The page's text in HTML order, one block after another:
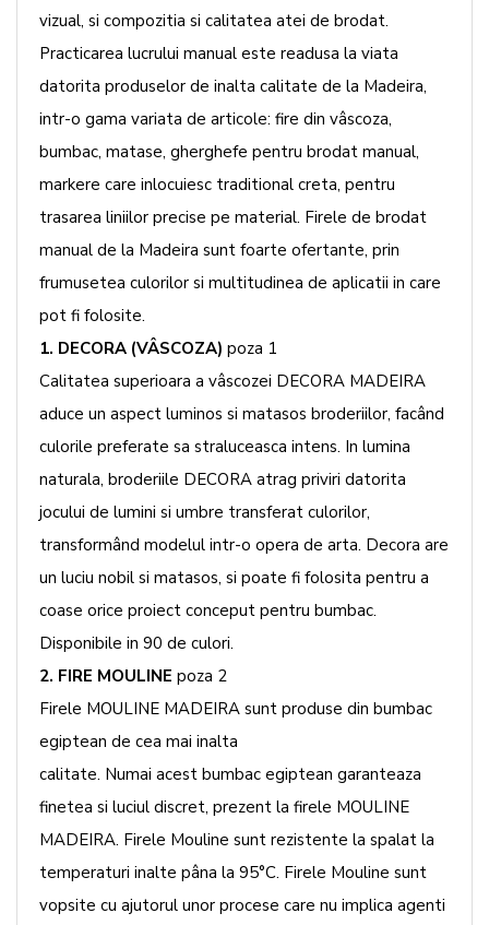
vizual, si compozitia si calitatea atei de brodat.
Practicarea lucrului manual este readusa la viata
datorita produselor de inalta calitate de la Madeira,
intr-o gama variata de articole: fire din vâscoza,
bumbac, matase, gherghefe pentru brodat manual,
markere care inlocuiesc traditional creta, pentru
trasarea liniilor precise pe material. Firele de brodat
manual de la Madeira sunt foarte ofertante, prin
frumusetea culorilor si multitudinea de aplicatii in care
pot fi folosite.
1. DECORA (VÂSCOZA) poza 1
Calitatea superioara a vâscozei DECORA MADEIRA
aduce un aspect luminos si matasos broderiilor, facând
culorile preferate sa straluceasca intens. In lumina
naturala, broderiile DECORA atrag priviri datorita
jocului de lumini si umbre transferat culorilor,
transformând modelul intr-o opera de arta. Decora are
un luciu nobil si matasos, si poate fi folosita pentru a
coase orice proiect conceput pentru bumbac.
Disponibile in 90 de culori.
2. FIRE MOULINE poza 2
Firele MOULINE MADEIRA sunt produse din bumbac
egiptean de cea mai inalta
calitate. Numai acest bumbac egiptean garanteaza
finetea si luciul discret, prezent la firele MOULINE
MADEIRA. Firele Mouline sunt rezistente la spalat la
temperaturi inalte pâna la 95°C. Firele Mouline sunt
vopsite cu ajutorul unor procese care nu implica agenti